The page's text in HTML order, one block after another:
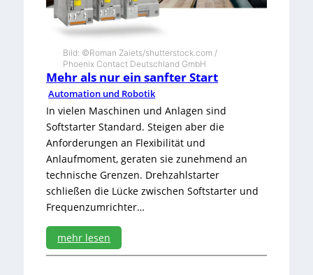
Bild: ©Roman Zaiets/shutterstock.com /
Phoenix Contact Deutschland GmbH
Mehr als nur ein sanfter Start
Automation und Robotik
In vielen Maschinen und Anlagen sind
Softstarter Standard. Steigen aber die
Anforderungen an Flexibilität und
Anlaufmoment, geraten sie zunehmend an
technische Grenzen. Drehzahlstarter
schließen die Lücke zwischen Softstarter und
Frequenzumrichter…
mehr lesen
: